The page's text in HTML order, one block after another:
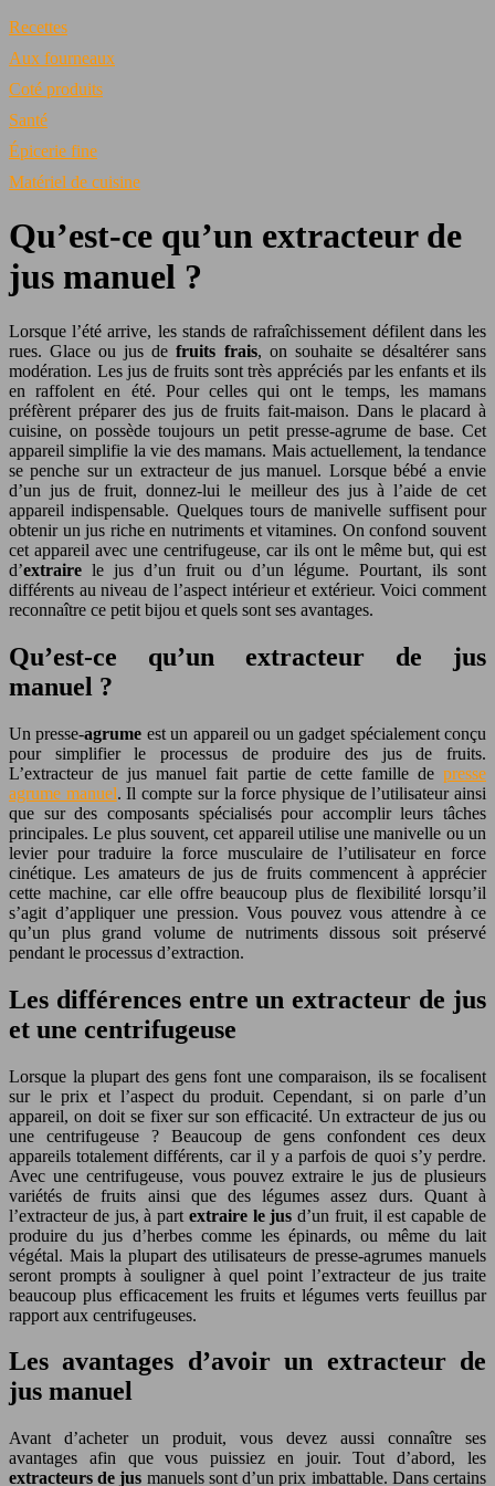
Recettes
Aux fourneaux
Coté produits
Santé
Épicerie fine
Matériel de cuisine
Qu’est-ce qu’un extracteur de
jus manuel ?
Lorsque l’été arrive, les stands de rafraîchissement défilent dans les
rues. Glace ou jus defruits frais, on souhaite se désaltérer sans
modération. Les jus de fruits sont très appréciés par les enfants et ils
en raffolent en été. Pour celles qui ont le temps, les mamans
préfèrent préparer des jus de fruits fait-maison. Dans le placard à
cuisine, on possède toujours un petit presse-agrume de base. Cet
appareil simplifie la vie des mamans. Mais actuellement, la tendance
se penche sur un extracteur de jus manuel. Lorsque bébé a envie
d’un jus de fruit, donnez-lui le meilleur des jus à l’aide de cet
appareil indispensable. Quelques tours de manivelle suffisent pour
obtenir un jus riche en nutriments et vitamines. On confond souvent
cet appareil avec une centrifugeuse, car ils ont le même but, qui est
d’extraire le jus d’un fruit ou d’un légume. Pourtant, ils sont
différents au niveau de l’aspect intérieur et extérieur. Voici comment
reconnaître ce petit bijou et quels sont ses avantages.
Qu’est-ce qu’un extracteur de jus
manuel ?
Un presse-agrume est un appareil ou un gadget spécialement conçu
pour simplifier le processus de produire des jus de fruits.
L’extracteur de jus manuel fait partie de cette famille de presse
agrume manuel. Il compte sur la force physique de l’utilisateur ainsi
que sur des composants spécialisés pour accomplir leurs tâches
principales. Le plus souvent, cet appareil utilise une manivelle ou un
levier pour traduire la force musculaire de l’utilisateur en force
cinétique. Les amateurs de jus de fruits commencent à apprécier
cette machine, car elle offre beaucoup plus de flexibilité lorsqu’il
s’agit d’appliquer une pression. Vous pouvez vous attendre à ce
qu’un plus grand volume de nutriments dissous soit préservé
pendant le processus d’extraction.
Les différences entre un extracteur de jus
et une centrifugeuse
Lorsque la plupart des gens font une comparaison, ils se focalisent
sur le prix et l’aspect du produit. Cependant, si on parle d’un
appareil, on doit se fixer sur son efficacité. Un extracteur de jus ou
une centrifugeuse ? Beaucoup de gens confondent ces deux
appareils totalement différents, car il y a parfois de quoi s’y perdre.
Avec une centrifugeuse, vous pouvez extraire le jus de plusieurs
variétés de fruits ainsi que des légumes assez durs. Quant à
l’extracteur de jus, à part extraire le jus d’un fruit, il est capable de
produire du jus d’herbes comme les épinards, ou même du lait
végétal. Mais la plupart des utilisateurs de presse-agrumes manuels
seront prompts à souligner à quel point l’extracteur de jus traite
beaucoup plus efficacement les fruits et légumes verts feuillus par
rapport aux centrifugeuses.
Les avantages d’avoir un extracteur de
jus manuel
Avant d’acheter un produit, vous devez aussi connaître ses
avantages afin que vous puissiez en jouir. Tout d’abord, les
extracteurs de jus manuels sont d’un prix imbattable. Dans certains